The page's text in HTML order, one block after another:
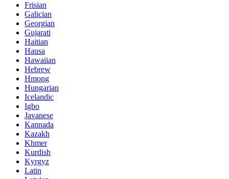
Frisian
Galician
Georgian
Gujarati
Haitian
Hausa
Hawaiian
Hebrew
Hmong
Hungarian
Icelandic
Igbo
Javanese
Kannada
Kazakh
Khmer
Kurdish
Kyrgyz
Latin